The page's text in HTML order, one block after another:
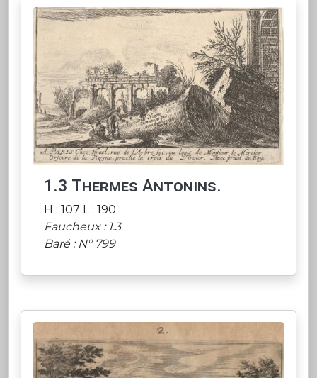
1.3 Thermes Antonins.
H : 107 L : 190
Faucheux : 1.3
Baré : N° 799